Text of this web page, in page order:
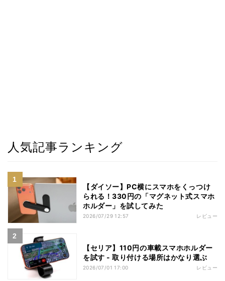
人気記事ランキング
【ダイソー】PC横にスマホをくっつけ
られる！330円の「マグネット式スマホ
ホルダー」を試してみた
2026/07/29 12:57 レビュー
【セリア】110円の車載スマホホルダー
を試す - 取り付ける場所はかなり選ぶ
2026/07/01 17:00 レビュー